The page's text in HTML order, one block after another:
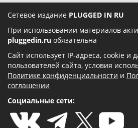
Сетевое издание PLUGGED IN RU
При использовании материалов
pluggedin.ru обязательна
Сайт использует IP-адреса, cookie и
пользователей сайта, условия
Политике конфиденциальности и
соглашении
Социальные сети: